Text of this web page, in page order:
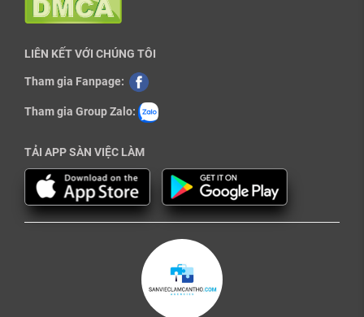
LIÊN KẾT VỚI CHÚNG TÔI
Tham gia Fanpage:
Tham gia Group Zalo:
TẢI APP SÀN VIỆC LÀM